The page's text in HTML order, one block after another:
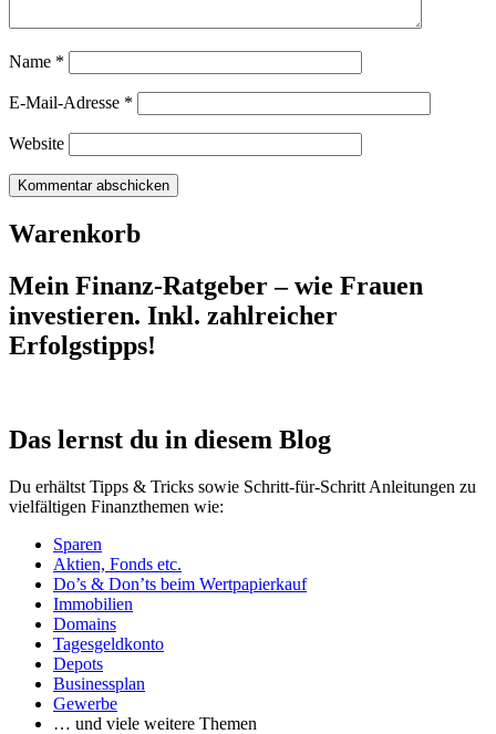
Name *
E-Mail-Adresse *
Website
Warenkorb
Mein Finanz-Ratgeber – wie Frauen
investieren. Inkl. zahlreicher
Erfolgstipps!
Das lernst du in diesem Blog
Du erhältst Tipps & Tricks sowie Schritt-für-Schritt Anleitungen zu
vielfältigen Finanzthemen wie:
Sparen
Aktien, Fonds etc.
Do’s & Don’ts beim Wertpapierkauf
Immobilien
Domains
Tagesgeldkonto
Depots
Businessplan
Gewerbe
… und viele weitere Themen